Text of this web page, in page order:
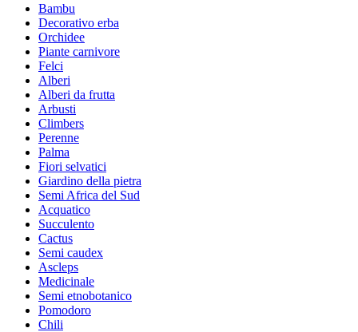
Bambu
Decorativo erba
Orchidee
Piante carnivore
Felci
Alberi
Alberi da frutta
Arbusti
Climbers
Perenne
Palma
Fiori selvatici
Giardino della pietra
Semi Africa del Sud
Acquatico
Succulento
Cactus
Semi caudex
Ascleps
Medicinale
Semi etnobotanico
Pomodoro
Chili